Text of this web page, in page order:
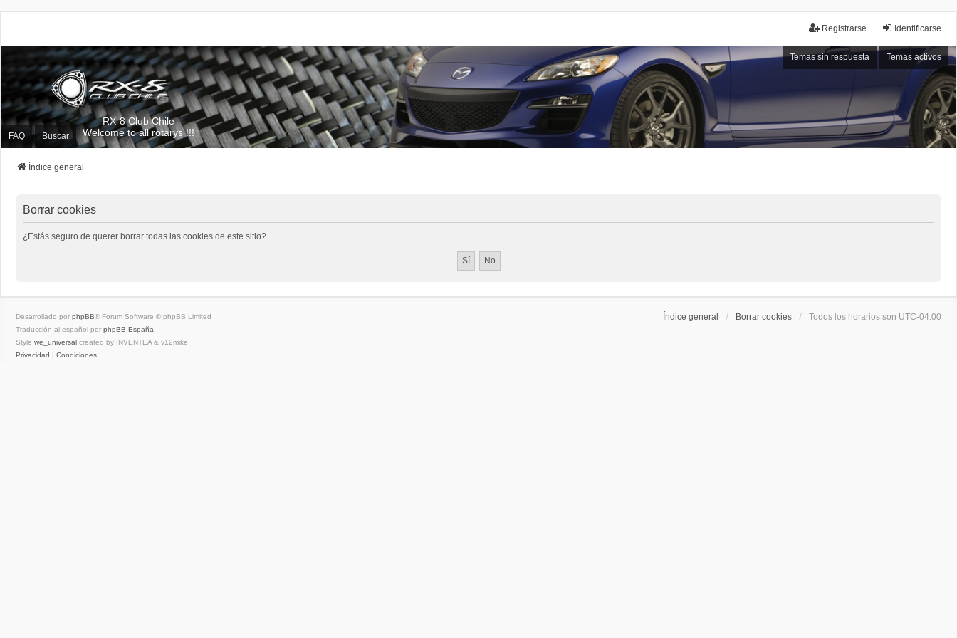
Identificarse
Registrarse
Temas sin respuesta Temas activos
RX-8 Club Chile
Welcome to all rotarys !!!
FAQ Buscar
Índice general
Borrar cookies
¿Estás seguro de querer borrar todas las cookies de este sitio?
Índice general Borrar cookies Todos los horarios son UTC-04:00
Desarrollado por phpBB® Forum Software © phpBB Limited
Traducción al español por phpBB España
Style we_universal created by INVENTEA & v12mike
Privacidad | Condiciones